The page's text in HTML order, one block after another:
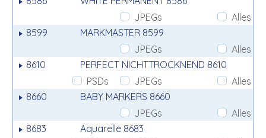
JPEGs
Alles
8599
MARKMASTER 8599
JPEGs
Alles
8610
PERFECT NICHTTROCKNEND 8610
PSDs
JPEGs
Alles
8660
BABY MARKERS 8660
JPEGs
Alles
8683
Aquarelle 8683